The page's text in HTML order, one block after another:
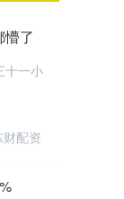
了
十一小
配资